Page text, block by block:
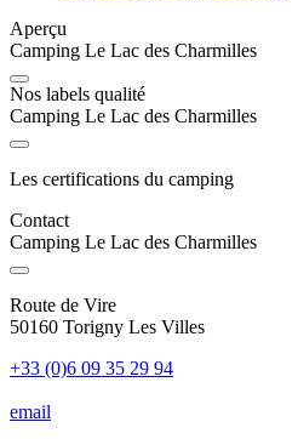
Aperçu
Camping Le Lac des Charmilles
Nos labels qualité
Camping Le Lac des Charmilles
Les certifications du camping
Contact
Camping Le Lac des Charmilles
Route de Vire
50160 Torigny Les Villes
+33 (0)6 09 35 29 94
email